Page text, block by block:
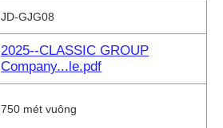
JD-GJG08
2025--CLASSIC GROUP
Company...le.pdf
750 mét vuông